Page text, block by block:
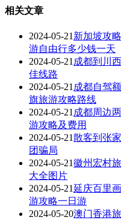
相关文章
2024-05-21 新加坡攻
游自由行多少钱一天
2024-05-21 成都到川
佳线路
2024-05-21 成都自驾
旗旅游攻略路线
2024-05-21 成都周边
游攻略及费用
2024-05-21散客到张
团骗局
2024-05-21徽州宏村
大全图片
2024-05-21延庆百里
游攻略一日游
2024-05-20澳门香港